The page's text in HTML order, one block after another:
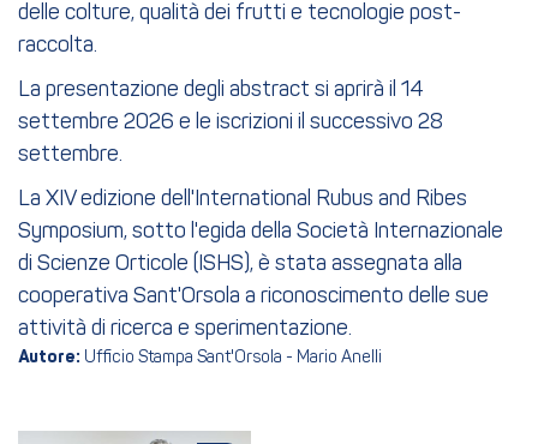
delle colture, qualità dei frutti e tecnologie post-
raccolta.
La presentazione degli abstract si aprirà il 14
settembre 2026 e le iscrizioni il successivo 28
settembre.
La XIV edizione dell'International Rubus and Ribes
Symposium, sotto l'egida della Società Internazionale
di Scienze Orticole (ISHS), è stata assegnata alla
cooperativa Sant'Orsola a riconoscimento delle sue
attività di ricerca e sperimentazione.
Autore: Ufficio Stampa Sant'Orsola - Mario Anelli